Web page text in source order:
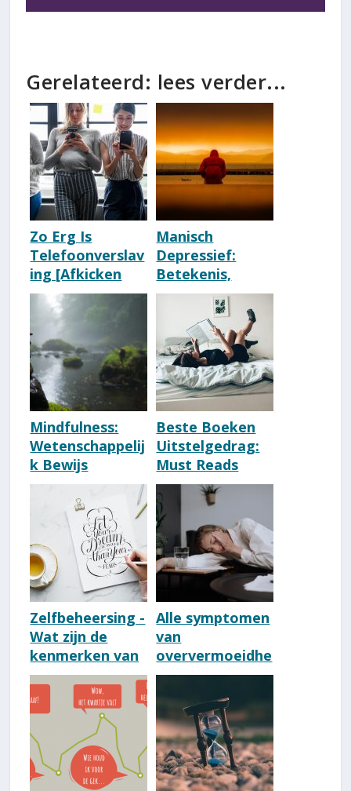
Gerelateerd: lees verder...
Zo Erg Is
Telefoonverslav
ing [Afkicken
Social Media]
[Digital Detox]
Manisch
Depressief:
Betekenis,
Uitleg,
Voorbeelden &
Behandeling
Mindfulness:
Wetenschappelij
k Bewijs
Oplossing
Depressie
[Onderzoek
Radboud]
Beste Boeken
Uitstelgedrag:
Must Reads
Voor
Productiviteit
[Lijst]
Zelfbeheersing -
Wat zijn de
kenmerken van
deze
eigenschap?
Alle symptomen
van
oververmoeidhe
id [complete